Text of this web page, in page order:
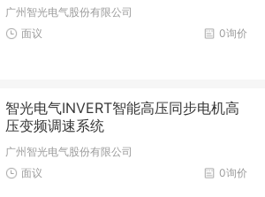
广州智光电气股份有限公司
0询价
面议
智光电气INVERT智能高压同步电机高
压变频调速系统
广州智光电气股份有限公司
0询价
面议